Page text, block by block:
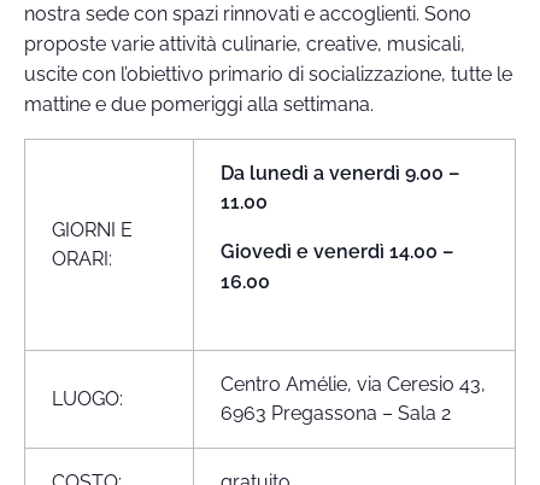
nostra sede con spazi rinnovati e accoglienti. Sono
proposte varie attività culinarie, creative, musicali,
uscite con l’obiettivo primario di socializzazione, tutte le
mattine e due pomeriggi alla settimana.
GIORNI E
ORARI:
Da lunedì a venerdì 9.00 –
11.00
Giovedì e venerdì 14.00 –
16.00
LUOGO:
Centro Amélie, via Ceresio 43,
6963 Pregassona – Sala 2